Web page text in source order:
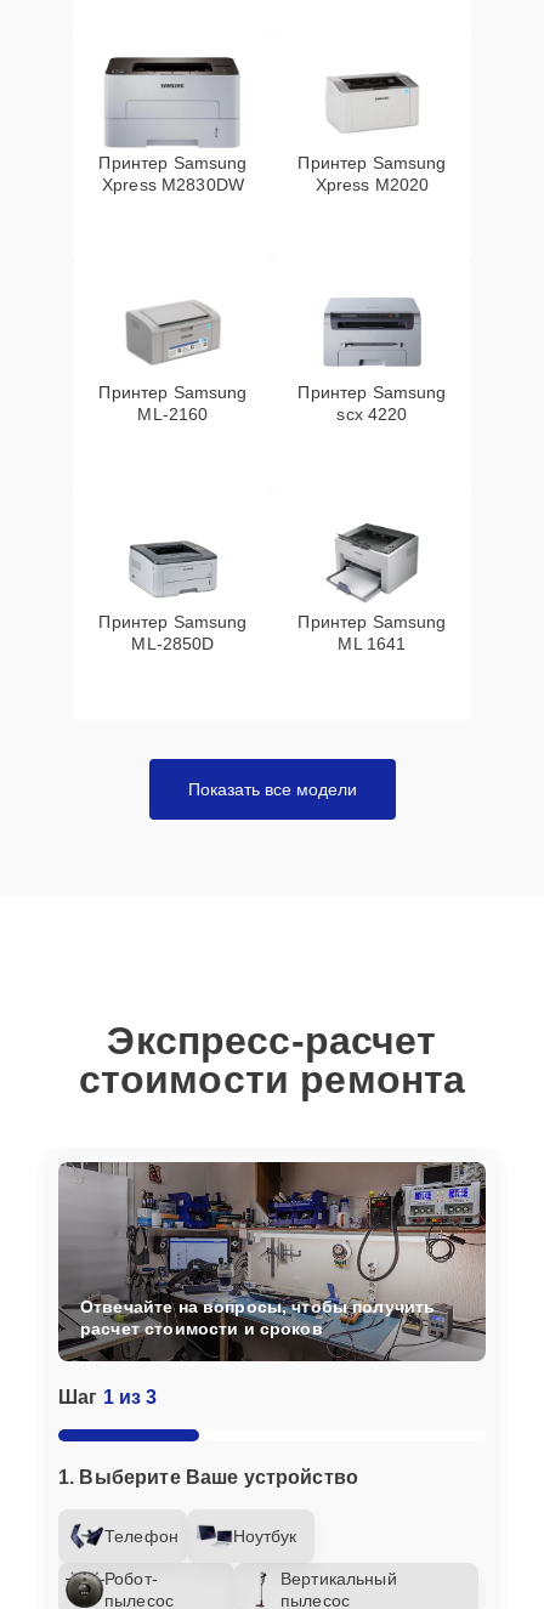
Принтер Samsung
Xpress M2830DW
Принтер Samsung
Xpress M2020
Принтер Samsung
ML-2160
Принтер Samsung
scx 4220
Принтер Samsung
ML-2850D
Принтер Samsung
ML 1641
Показать все модели
Экспресс-расчет
стоимости ремонта
Шаг 1 из 3
1. Выберите Ваше устройство
Телефон Ноутбук
Робот-
пылесос
Вертикальный
пылесос
Отвечайте на вопросы, чтобы получить
расчет стоимости и сроков